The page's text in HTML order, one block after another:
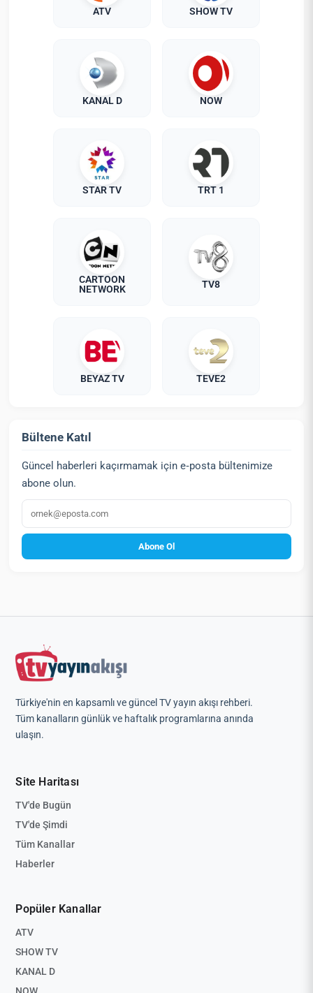
ATV SHOW TV
KANAL D NOW
STAR TV TRT 1
CARTOON
NETWORK
TV8
BEYAZ TV TEVE2
Bültene Katıl
Güncel haberleri kaçırmamak için e‑posta bültenimize
abone olun.
E‑posta
Abone Ol
Türkiye'nin en kapsamlı ve güncel TV yayın akışı rehberi.
Tüm kanalların günlük ve haftalık programlarına anında
ulaşın.
Site Haritası
TV'de Bugün
TV'de Şimdi
Tüm Kanallar
Haberler
Popüler Kanallar
ATV
SHOW TV
KANAL D